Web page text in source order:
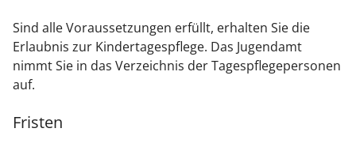
Sind alle Voraussetzungen erfüllt, erhalten Sie die
Erlaubnis zur Kindertagespflege. Das Jugendamt
nimmt Sie in das Verzeichnis der Tagespflegepersonen
auf.
Fristen